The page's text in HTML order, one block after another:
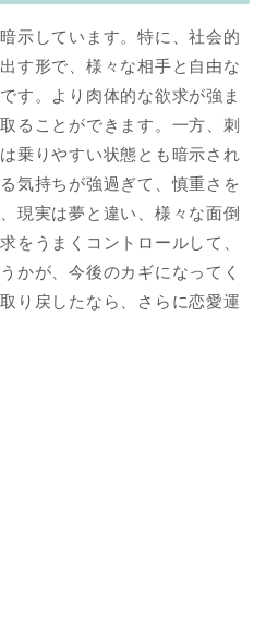
示しています。特に、社会的
す形で、様々な相手と自由な
す。より肉体的な欲求が強ま
ることができます。一方、刺
乗りやすい状態とも暗示され
気持ちが強過ぎて、慎重さを
現実は夢と違い、様々な面倒
をうまくコントロールして、
かが、今後のカギになってく
り戻したなら、さらに恋愛運